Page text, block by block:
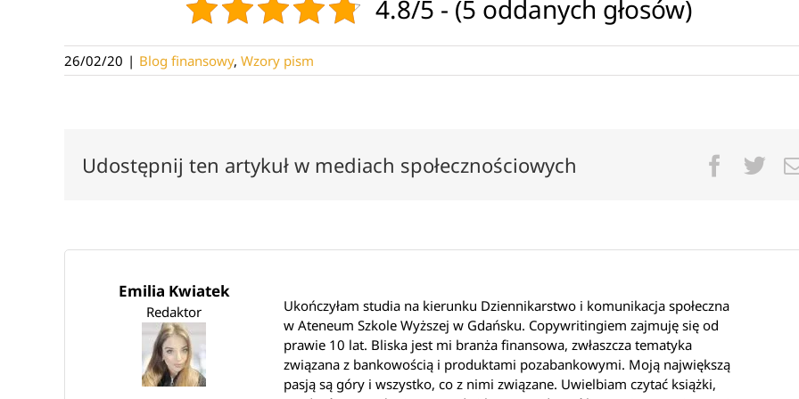
4.8/5 - (5 oddanych głosów)
26/02/20 | Blog finansowy, Wzory pism
Udostępnij ten artykuł w mediach społecznościowych
Emilia Kwiatek
Redaktor
Ukończyłam studia na kierunku Dziennikarstwo i komunikacja społeczna
w Ateneum Szkole Wyższej w Gdańsku. Copywritingiem zajmuję się od
prawie 10 lat. Bliska jest mi branża finansowa, zwłaszcza tematyka
związana z bankowością i produktami pozabankowymi. Moją największą
pasją są góry i wszystko, co z nimi związane. Uwielbiam czytać książki,